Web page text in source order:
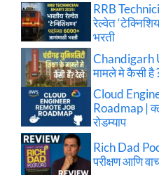
RRB
रेल्वेत
भरती
Chandigarh
मामले मे कैसी है
Cloud
Roadmap |
रोडम्याप
Rich Dad
परीक्षण आणि